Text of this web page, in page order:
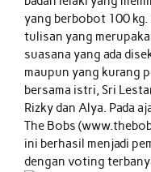
yang berbobot 100
tulisan yang
suasana yang ada
maupun yang kurang
bersama istri, Sri
Rizky dan Alya. Pada
The Bobs
ini berhasil menjadi
dengan voting